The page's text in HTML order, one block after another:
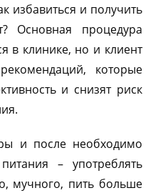
избавиться и получить
Основная процедура
в клинике, но и клиент
которые
и снизят риск
и после необходимо
– употреблять
мучного, пить больше